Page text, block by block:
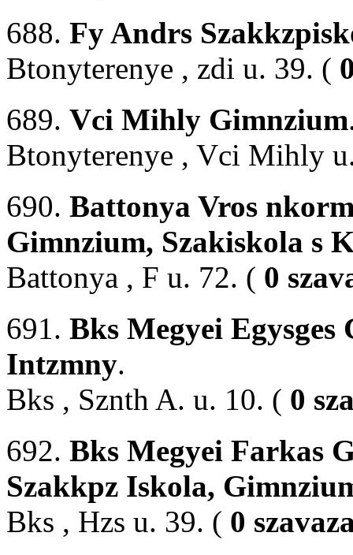
688. Fy Andrs
Btonyterenye , zdi u. 39. (
689. Vci Mihly Gimnzium
Btonyterenye , Vci Mihly
690. Battonya Vros
Gimnzium, Szakiskola s
Battonya , F u. 72. ( 0
691. Bks Megyei
Intzmny.
Bks , Sznth A. u. 10. ( 0
692. Bks Megyei Farkas
Szakkpz Iskola,
Bks , Hzs u. 39. ( 0